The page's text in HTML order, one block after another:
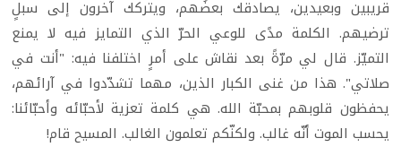
قريبين وبعيدين، يصادقك بعضُهم، ويتركك آخرون إلى سبلٍ
ترضيهم. الكلمة مدًى للوعي الحرّ الذي التمايز فيه لا يمنع
التميّز. قال لي مرّةً بعد نقاش على أمرٍ اختلفنا فيه: "أنت في
صلاتي". هذا من غنى الكبار الذين، مهما تشدّدوا في آرائهم،
يحفظون قلوبهم بمحبّة الله. هي كلمة تعزية لأحبّائه وأحبّائنا:
يحسب الموت أنّه غالب. ولكنّكم تعلمون الغالب. المسيح قام!